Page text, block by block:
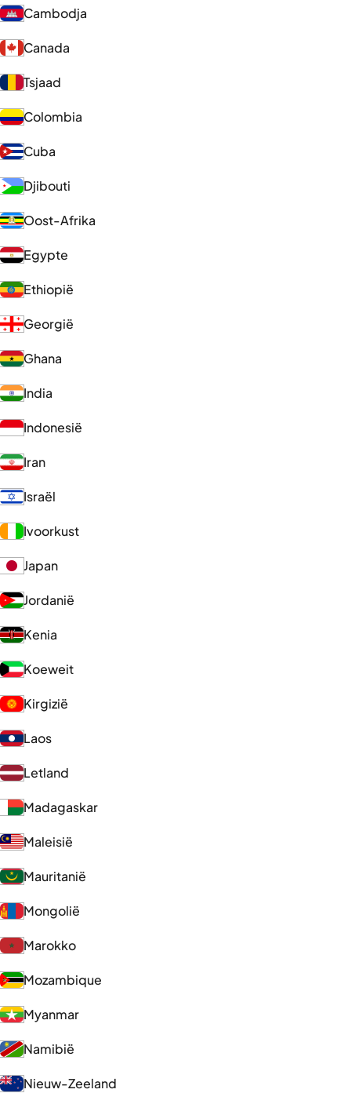
Cambodja
Canada
Tsjaad
Colombia
Cuba
Djibouti
Oost-Afrika
Egypte
Ethiopië
Georgië
Ghana
India
Indonesië
Iran
Israël
Ivoorkust
Japan
Jordanië
Kenia
Koeweit
Kirgizië
Laos
Letland
Madagaskar
Maleisië
Mauritanië
Mongolië
Marokko
Mozambique
Myanmar
Namibië
Nieuw-Zeeland